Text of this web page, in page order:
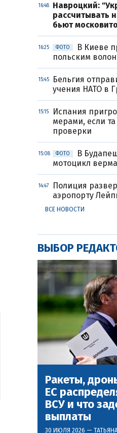
16:48
Навроцкий:
рассчитывать
бьют
16:25 ФОТО
В Киеве
польским
15:45
Бельгия
учения НАТО в
15:15
Испания
мерами, если
проверки
15:08 ФОТО
В
мотоцикл
14:47
Полиция
аэропорту
ВСЕ НОВОСТИ
ВЫБОР
Ракеты,
ЕС
ВСУ и что
выплаты
30 ИЮЛЯ 2026 —